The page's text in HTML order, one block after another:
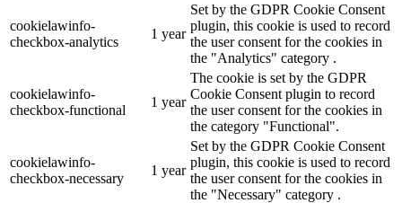
cookielawinfo-
checkbox-analytics
1 year
Set by the GDPR Cookie Consent
plugin, this cookie is used to record
the user consent for the cookies in
the "Analytics" category .
cookielawinfo-
checkbox-functional
1 year
The cookie is set by the GDPR
Cookie Consent plugin to record
the user consent for the cookies in
the category "Functional".
cookielawinfo-
checkbox-necessary
1 year
Set by the GDPR Cookie Consent
plugin, this cookie is used to record
the user consent for the cookies in
the "Necessary" category .